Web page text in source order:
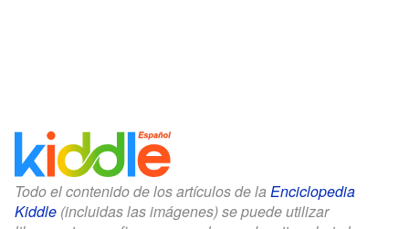
Todo el contenido de los artículos de la Enciclopedia
Kiddle (incluidas las imágenes) se puede utilizar